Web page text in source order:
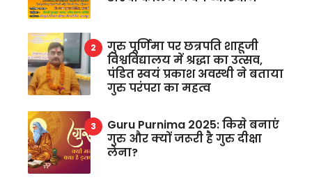
गुरु पूर्णिमा पर छत्रपति शाहूजी
विश्वविद्यालय में श्रद्धा का उत्सव,
पंडित स्वयं प्रकाश अवस्थी ने बताया
गुरु परंपरा का महत्व
Guru Purnima 2025: किसे बनाएं
गुरु और क्यों जरूरी है गुरु दीक्षा
लेना?